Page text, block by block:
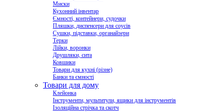
Миски
Кухонний інвентар
Ємності, контейнери, судочки
Пляшки, диспенсери для соусів
Сушки, підставки, органайзери
Терки
Лійки, воронки
Друшляки, сита
Ковшики
Товари для кухні (різне)
Банки та ємності
Товари для дому
Клейонка
Інструменти, мультитули, ящики для інструментів
Ізоляційна стрічка та скотч